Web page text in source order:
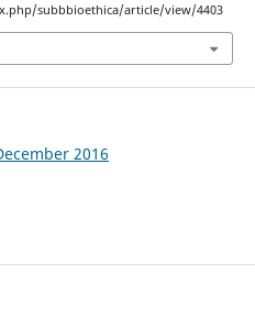
subbbioethica/article/view/4403
2016